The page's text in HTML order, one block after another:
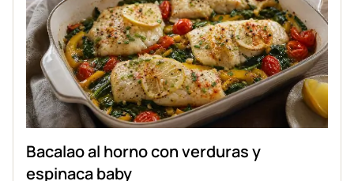
Bacalao al horno con verduras y
espinaca baby